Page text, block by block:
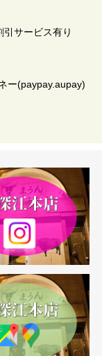
サービス有り
ー(paypay.aupay)